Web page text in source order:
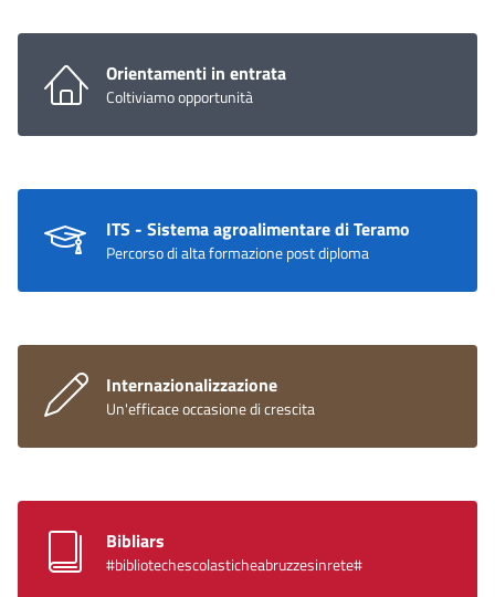
Orientamenti in entrata
Coltiviamo opportunità
ITS - Sistema agroalimentare di Teramo
Percorso di alta formazione post diploma
Internazionalizzazione
Un'efficace occasione di crescita
Bibliars
#bibliotechescolasticheabruzzesinrete#